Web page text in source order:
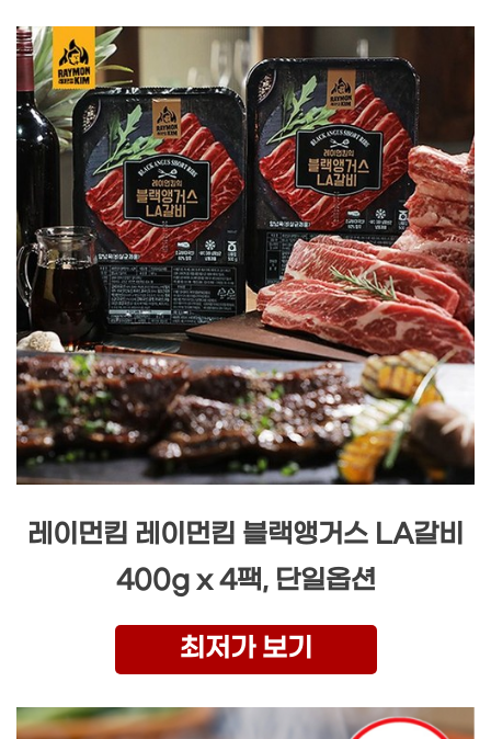
레이먼킴 레이먼킴 블랙앵거스 LA갈비
400g x 4팩, 단일옵션
최저가 보기